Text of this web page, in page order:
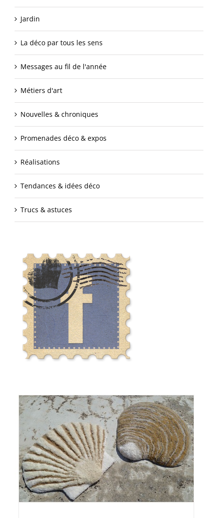
Jardin
La déco par tous les sens
Messages au fil de l'année
Métiers d'art
Nouvelles & chroniques
Promenades déco & expos
Réalisations
Tendances & idées déco
Trucs & astuces